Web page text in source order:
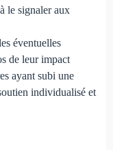
le signaler aux
éventuelles
de leur impact
ayant subi une
individualisé et